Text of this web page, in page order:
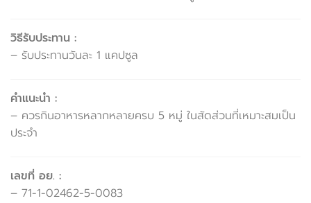
วิธีรับประทาน :
– รับประทานวันละ 1 แคปซูล
คำแนะนำ :
– ควรกินอาหารหลากหลายครบ 5 หมู่ ในสัดส่วนที่เหมาะสมเป็น
ประจำ
เลขที่ อย. :
– 71-1-02462-5-0083